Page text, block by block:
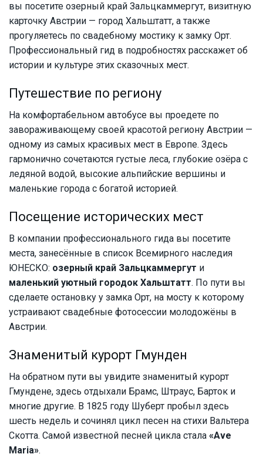
вы посетите озерный край Зальцкаммергут, визитную
карточку Австрии — город Хальштатт, а также
прогуляетесь по свадебному мостику к замку Орт.
Профессиональный гид в подробностях расскажет об
истории и культуре этих сказочных мест.
Путешествие по региону
На комфортабельном автобусе вы проедете по
завораживающему своей красотой региону Австрии —
одному из самых красивых мест в Европе. Здесь
гармонично сочетаются густые леса, глубокие озёра с
ледяной водой, высокие альпийские вершины и
маленькие города с богатой историей.
Посещение исторических мест
В компании профессионального гида вы посетите
места, занесённые в список Всемирного наследия
ЮНЕСКО: озерный край Зальцкаммергут и
маленький уютный городок Хальштатт. По пути вы
сделаете остановку у замка Орт, на мосту к которому
устраивают свадебные фотосессии молодожёны в
Австрии.
Знаменитый курорт Гмунден
На обратном пути вы увидите знаменитый курорт
Гмундене, здесь отдыхали Брамс, Штраус, Барток и
многие другие. В 1825 году Шуберт пробыл здесь
шесть недель и сочинял цикл песен на стихи Вальтера
Скотта. Самой известной песней цикла стала «Ave
Maria».